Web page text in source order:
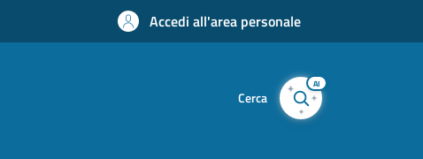
Accedi all'area personale
Cerca
AI